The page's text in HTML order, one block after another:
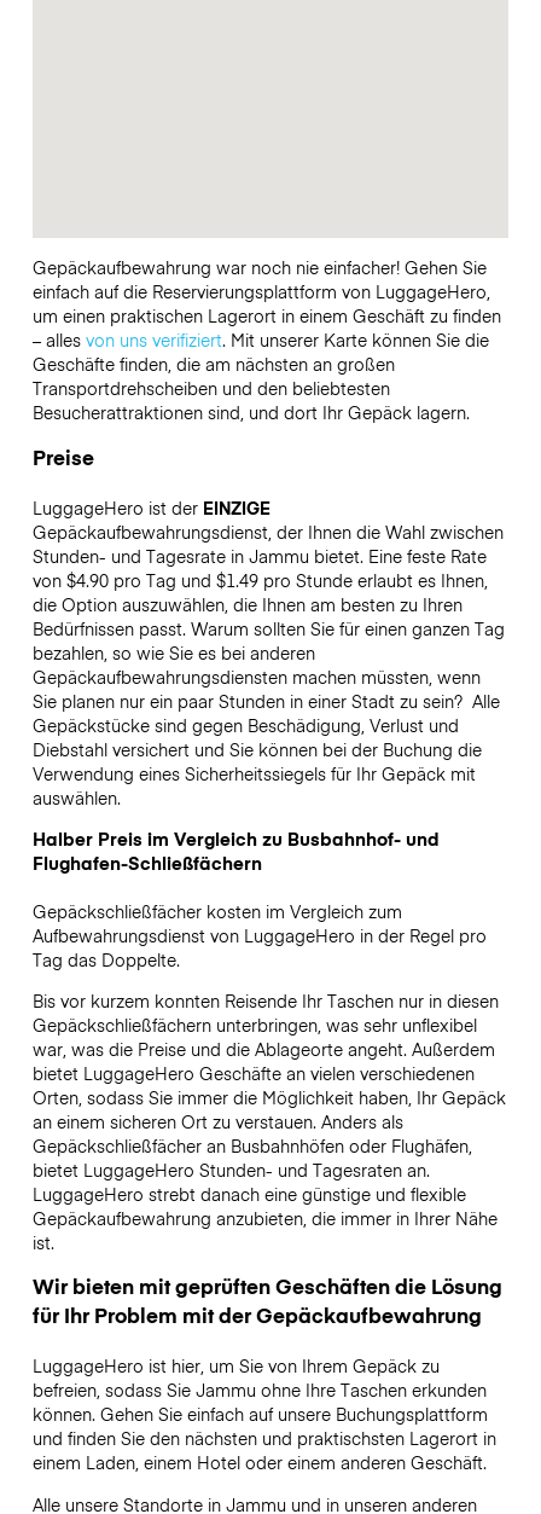
Gepäckaufbewahrung war noch nie einfacher! Gehen Sie
einfach auf die Reservierungsplattform von LuggageHero,
um einen praktischen Lagerort in einem Geschäft zu finden
– alles von uns verifiziert. Mit unserer Karte können Sie die
Geschäfte finden, die am nächsten an großen
Transportdrehscheiben und den beliebtesten
Besucherattraktionen sind, und dort Ihr Gepäck lagern.
Preise
LuggageHero ist der EINZIGE
Gepäckaufbewahrungsdienst, der Ihnen die Wahl zwischen
Stunden- und Tagesrate in Jammu bietet. Eine feste Rate
von $4.90 pro Tag und $1.49 pro Stunde erlaubt es Ihnen,
die Option auszuwählen, die Ihnen am besten zu Ihren
Bedürfnissen passt. Warum sollten Sie für einen ganzen Tag
bezahlen, so wie Sie es bei anderen
Gepäckaufbewahrungsdiensten machen müssten, wenn
Sie planen nur ein paar Stunden in einer Stadt zu sein? Alle
Gepäckstücke sind gegen Beschädigung, Verlust und
Diebstahl versichert und Sie können bei der Buchung die
Verwendung eines Sicherheitssiegels für Ihr Gepäck mit
auswählen.
Halber Preis im Vergleich zu Busbahnhof- und
Flughafen-Schließfächern
Gepäckschließfächer kosten im Vergleich zum
Aufbewahrungsdienst von LuggageHero in der Regel pro
Tag das Doppelte.
Bis vor kurzem konnten Reisende Ihr Taschen nur in diesen
Gepäckschließfächern unterbringen, was sehr unflexibel
war, was die Preise und die Ablageorte angeht. Außerdem
bietet LuggageHero Geschäfte an vielen verschiedenen
Orten, sodass Sie immer die Möglichkeit haben, Ihr Gepäck
an einem sicheren Ort zu verstauen. Anders als
Gepäckschließfächer an Busbahnhöfen oder Flughäfen,
bietet LuggageHero Stunden- und Tagesraten an.
LuggageHero strebt danach eine günstige und flexible
Gepäckaufbewahrung anzubieten, die immer in Ihrer Nähe
ist.
Wir bieten mit geprüften Geschäften die Lösung
für Ihr Problem mit der Gepäckaufbewahrung
LuggageHero ist hier, um Sie von Ihrem Gepäck zu
befreien, sodass Sie Jammu ohne Ihre Taschen erkunden
können. Gehen Sie einfach auf unsere Buchungsplattform
und finden Sie den nächsten und praktischsten Lagerort in
einem Laden, einem Hotel oder einem anderen Geschäft.
Alle unsere Standorte in Jammu und in unseren anderen